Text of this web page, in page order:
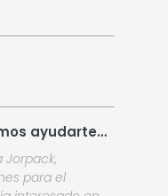
ayudarte…